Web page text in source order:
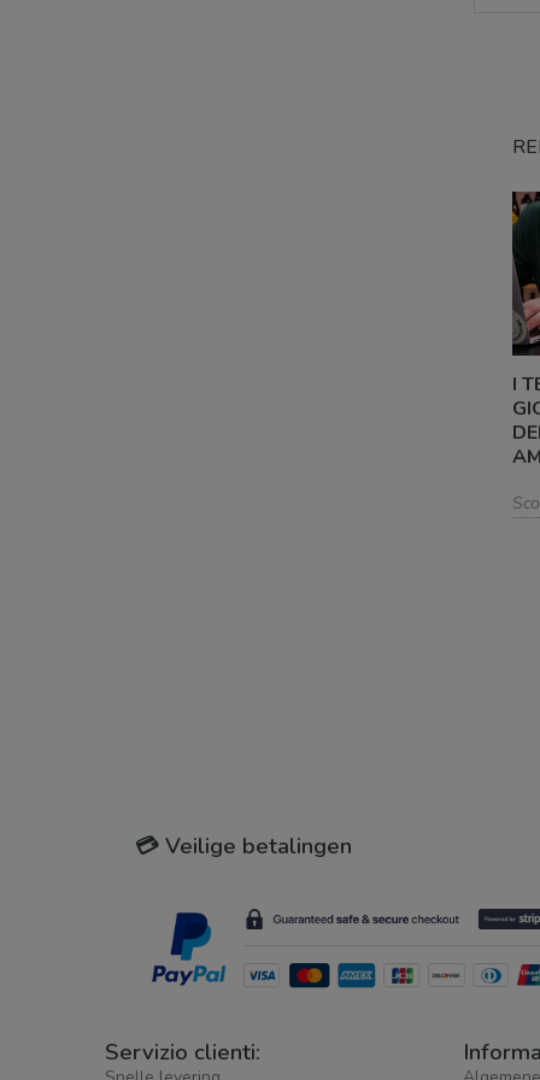
I
💳 Veilige betalingen
Servizio clienti: